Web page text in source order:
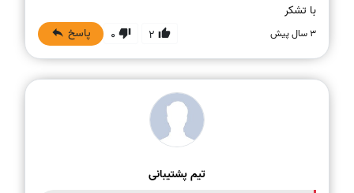
با تشکر
3 سال پیش 2
0 پاسخ
تیم پشتیبانی